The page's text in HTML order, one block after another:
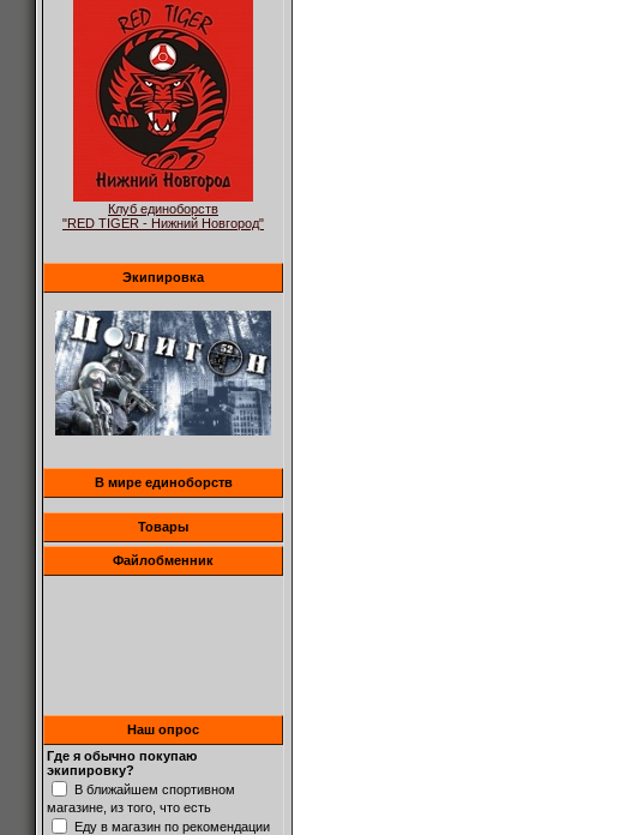
Клуб единоборств
"RED TIGER - Нижний Новгород"
Экипировка
В мире единоборств
Товары
Файлобменник
Наш опрос
Где я обычно покупаю
экипировку?
В ближайшем спортивном
магазине, из того, что есть
Еду в магазин по рекомендации